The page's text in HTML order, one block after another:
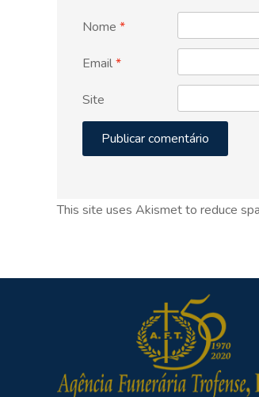
Nome *
Email*
Site
This site uses Akismet to reduce